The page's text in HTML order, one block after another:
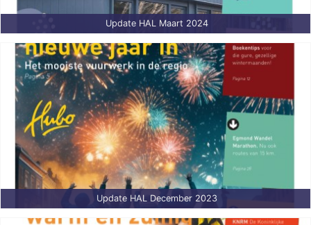
Update HAL Maart 2024
Update HAL December 2023